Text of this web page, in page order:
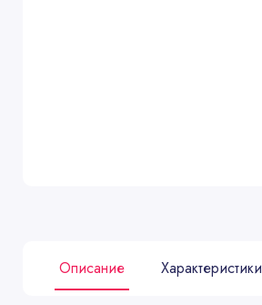
Описание Характеристики